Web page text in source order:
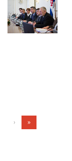
› »